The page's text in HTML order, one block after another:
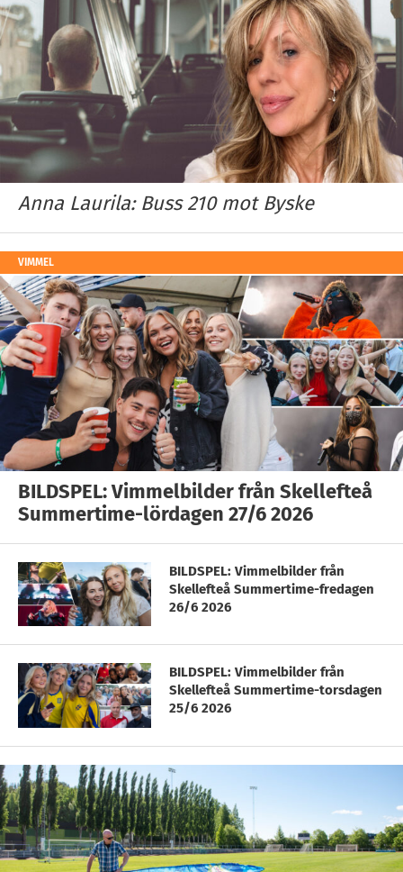
Anna Laurila: Buss 210 mot Byske
VIMMEL
BILDSPEL: Vimmelbilder från Skellefteå
Summertime-lördagen 27/6 2026
BILDSPEL: Vimmelbilder från
Skellefteå Summertime-fredagen
26/6 2026
BILDSPEL: Vimmelbilder från
Skellefteå Summertime-torsdagen
25/6 2026